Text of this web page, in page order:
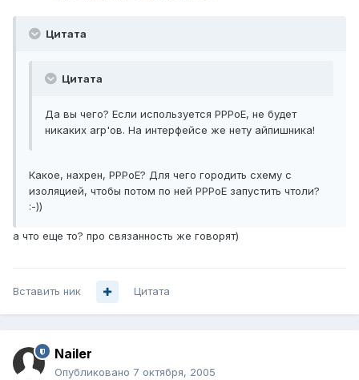
Цитата
Цитата
Да вы чего? Если используется PPPoE, не будет
никаких arp'ов. На интерфейсе же нету айпишника!
Какое, нахрен, PPPoE? Для чего городить схему с
изоляцией, чтобы потом по ней PPPoE запустить чтоли?
:-))
а что еще то? про связанность же говорят)
Вставить ник Цитата
Nailer
Опубликовано 7 октября, 2005